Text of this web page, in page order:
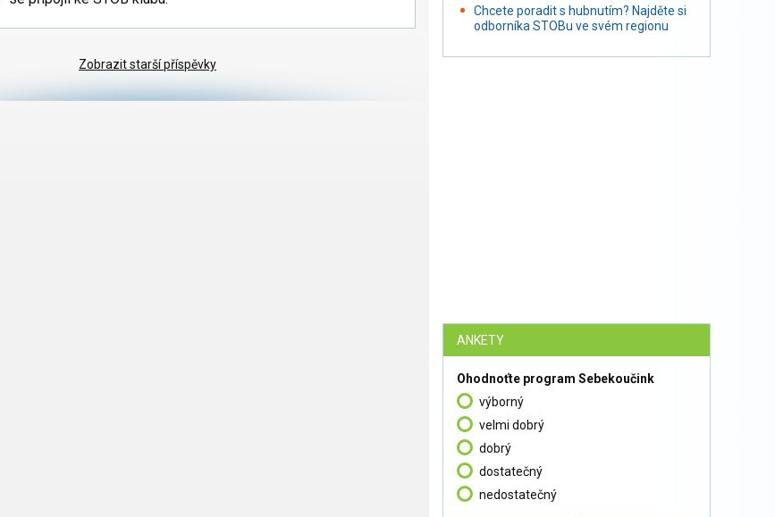
Zobrazit starší příspěvky
Chcete poradit s hubnutím? Najděte si
odborníka STOBu ve svém regionu
ANKETY
Ohodnoťte program Sebekoučink
výborný
velmi dobrý
dobrý
dostatečný
nedostatečný